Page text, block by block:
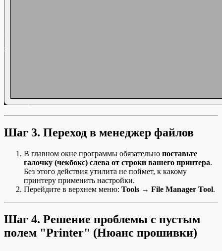
Шаг 3. Переход в менеджер файлов
В главном окне программы обязательно поставьте
галочку (чекбокс) слева от строки вашего принтера.
Без этого действия утилита не поймет, к какому
принтеру применить настройки.
Перейдите в верхнем меню: Tools → File Manager Tool.
Шаг 4. Решение проблемы с пустым
полем "Printer" (Нюанс прошивки)